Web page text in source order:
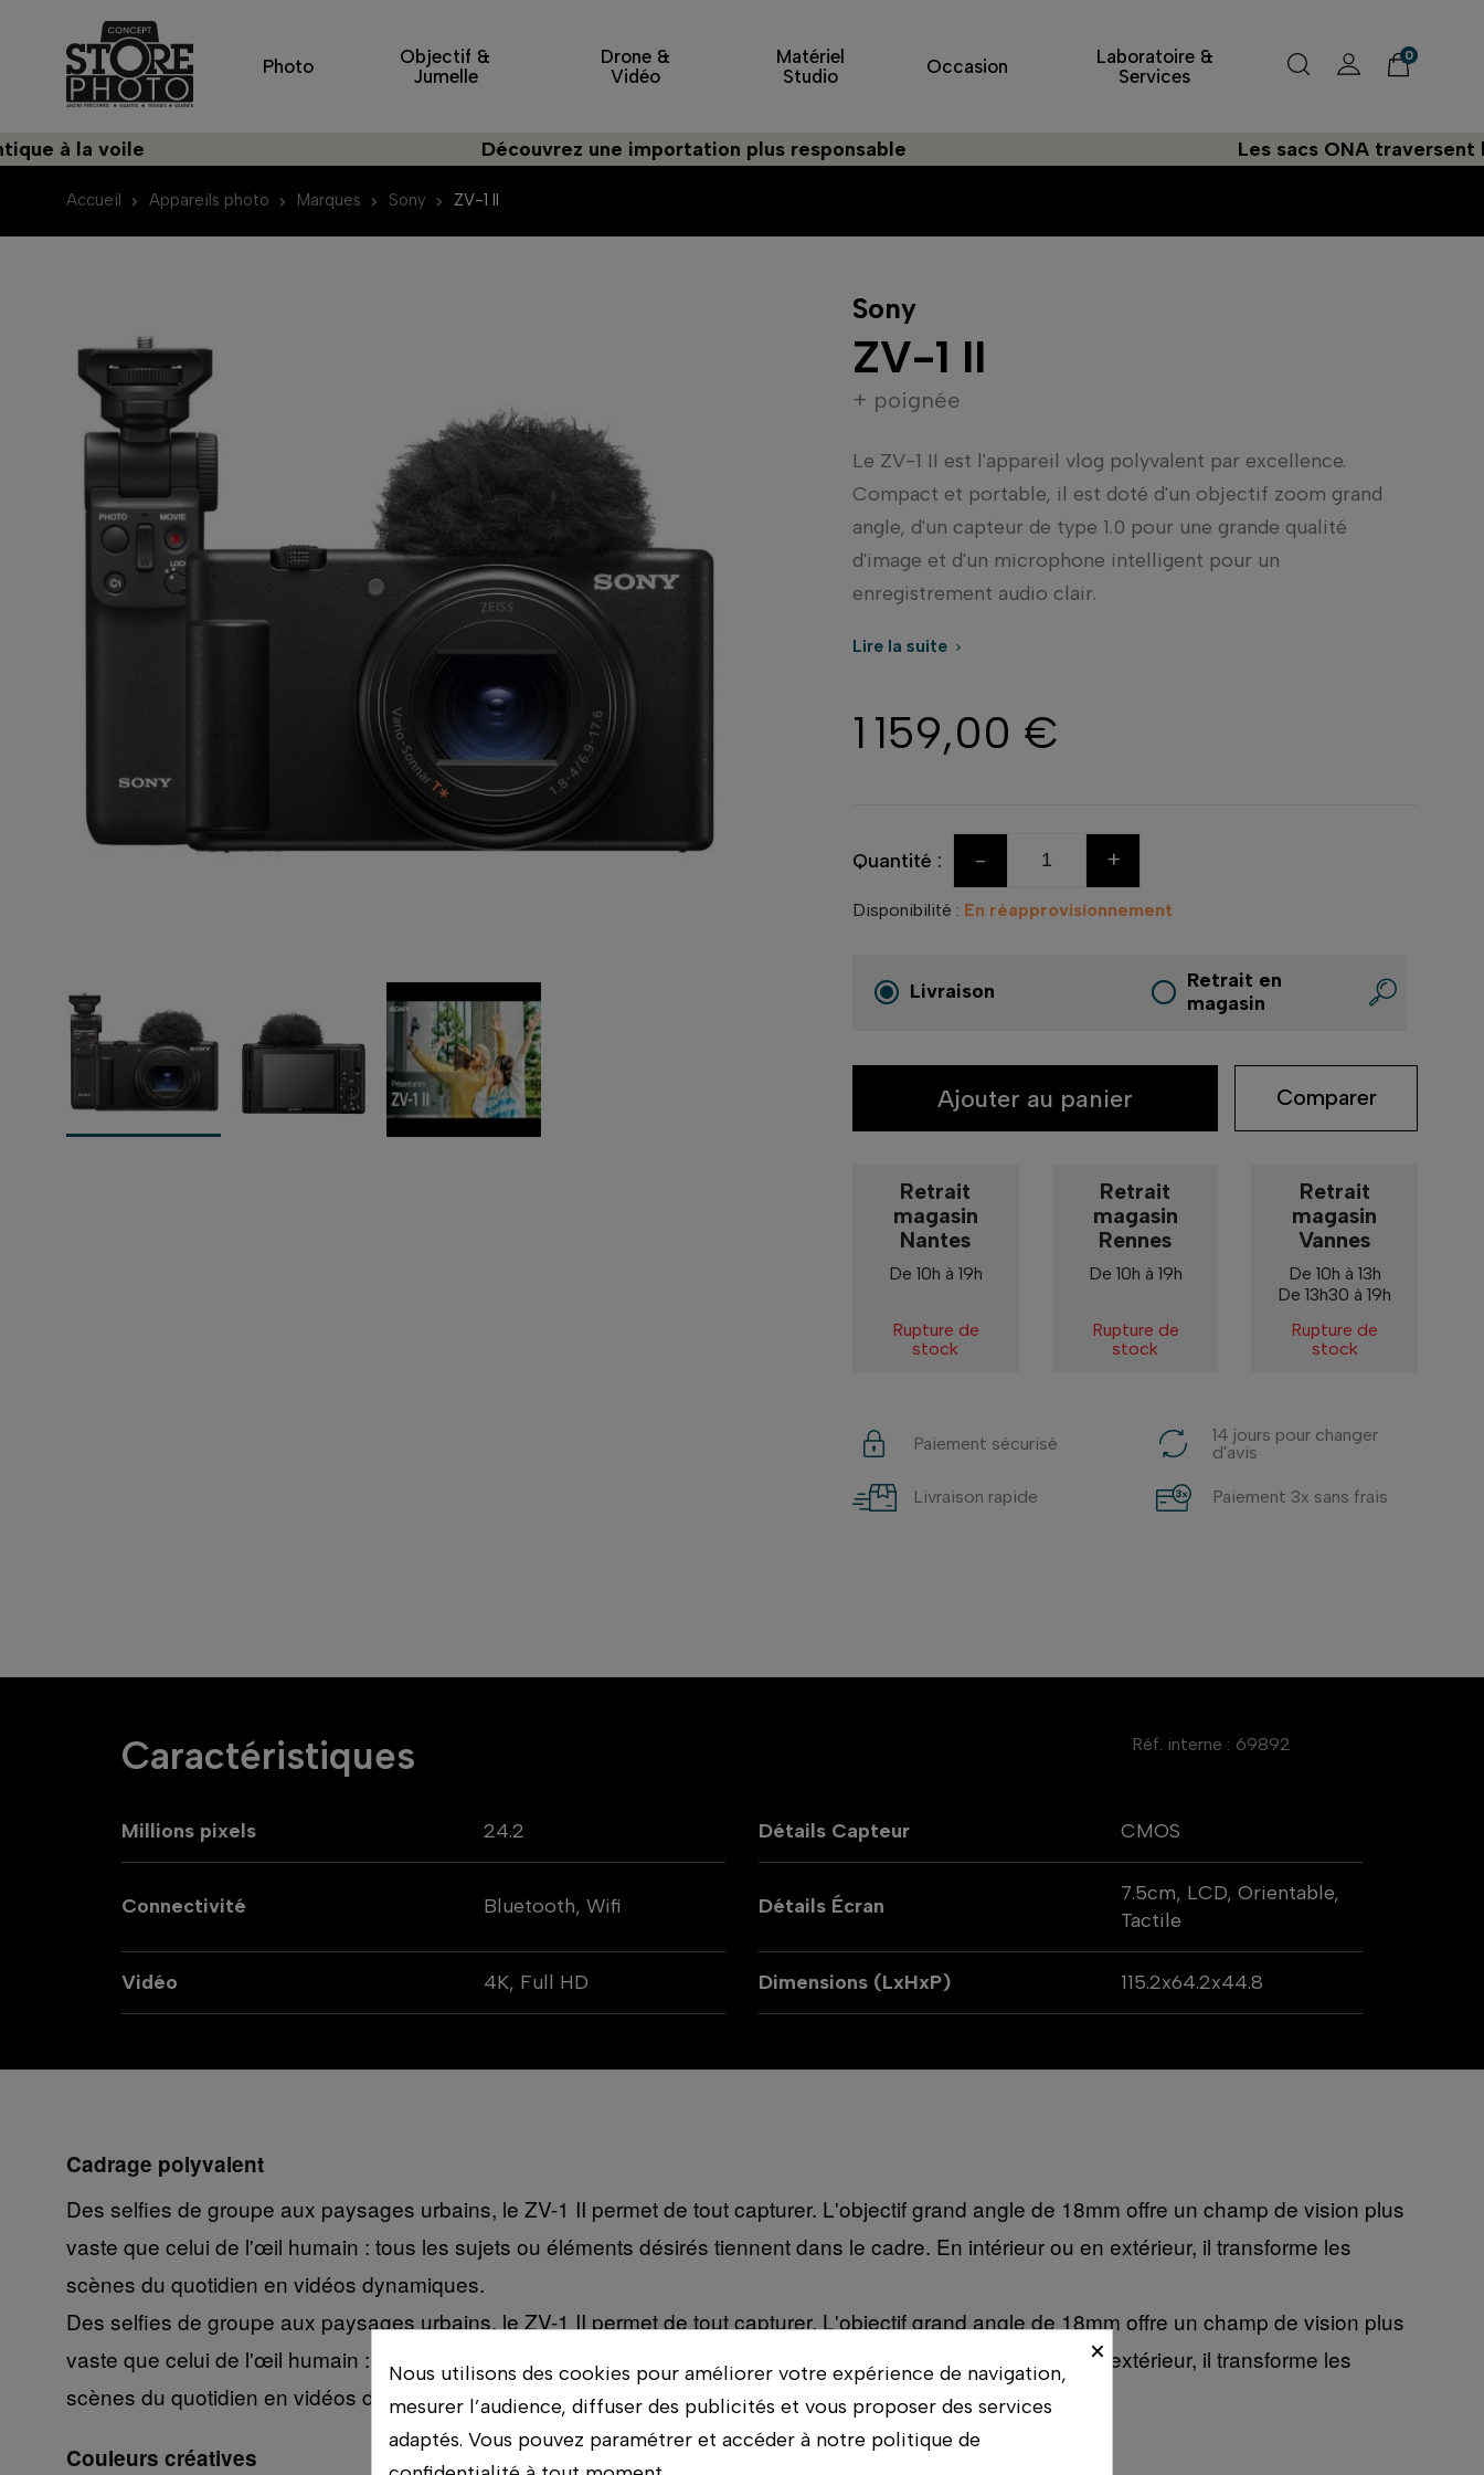
Photo
Objectif &
Jumelle
Drone &
Vidéo
Matériel
Studio
Occasion
Laboratoire &
Services
0
voile Découvrez une importation plus responsable Les sacs ONA traversent
Accueil Appareils photo Marques Sony ZV-1 II
Sony
ZV-1 II
+ poignée
Le ZV-1 II est l'appareil vlog polyvalent par excellence.
Compact et portable, il est doté d'un objectif zoom grand
angle, d'un capteur de type 1.0 pour une grande qualité
d'image et d'un microphone intelligent pour un
enregistrement audio clair.
Lire la suite 
1 159,00 €
Quantité : - +
Disponibilité : En réapprovisionnement
Livraison
Retrait en
magasin
Ajouter au panier Comparer
Retrait
magasin
Nantes
De 10h à 19h
Rupture de
stock
Retrait
magasin
Rennes
De 10h à 19h
Rupture de
stock
Retrait
magasin
Vannes
De 10h à 13h
De 13h30 à 19h
Rupture de
stock
Paiement sécurisé
14 jours pour changer
d'avis
Livraison rapide Paiement 3x sans frais
Caractéristiques Réf. interne : 69892
Millions pixels 24.2 Détails Capteur CMOS
Connectivité Bluetooth, Wifi Détails Écran
7.5cm, LCD, Orientable,
Tactile
Vidéo 4K, Full HD Dimensions (LxHxP) 115.2x64.2x44.8
Cadrage polyvalent
Des selfies de groupe aux paysages urbains, le ZV-1 II permet de tout capturer. L'objectif grand angle de 18mm offre un champ de vision plus
vaste que celui de l'œil humain : tous les sujets ou éléments désirés tiennent dans le cadre. En intérieur ou en extérieur, il transforme les
scènes du quotidien en vidéos dynamiques.
Des selfies de groupe aux paysages urbains, le ZV-1 II permet de tout capturer. L'objectif grand angle de 18mm offre un champ de vision plus
vaste que celui de l'œil humain : tous les sujets ou éléments désirés tiennent dans le cadre. En intérieur ou en extérieur, il transforme les
scènes du quotidien en vidéos dynamiques.
Couleurs créatives
×
Nous utilisons des cookies pour améliorer votre expérience de navigation,
mesurer l’audience, diffuser des publicités et vous proposer des services
adaptés. Vous pouvez paramétrer et accéder à notre politique de